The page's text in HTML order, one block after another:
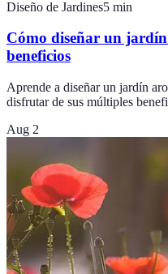
Diseño de Jardines5 min
Cómo diseñar un
beneficios
Aprende a diseñar un jardín
disfrutar de sus múltiples
Aug 2